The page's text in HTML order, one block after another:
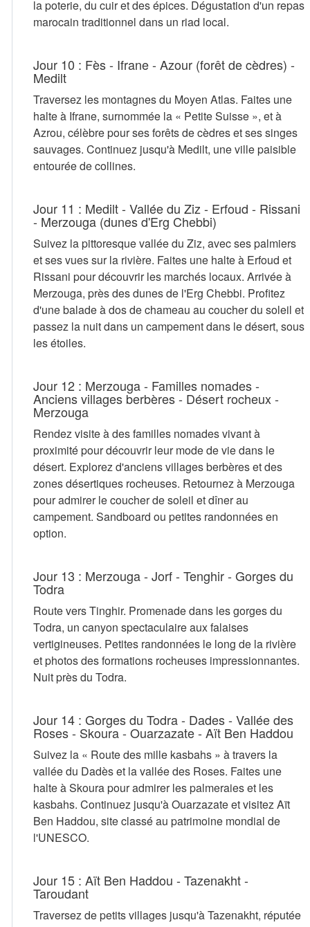
la poterie, du cuir et des épices. Dégustation d'un repas
marocain traditionnel dans un riad local.
Jour 10 : Fès - Ifrane - Azour (forêt de cèdres) -
Medilt
Traversez les montagnes du Moyen Atlas. Faites une
halte à Ifrane, surnommée la « Petite Suisse », et à
Azrou, célèbre pour ses forêts de cèdres et ses singes
sauvages. Continuez jusqu'à Medilt, une ville paisible
entourée de collines.
Jour 11 : Medilt - Vallée du Ziz - Erfoud - Rissani
- Merzouga (dunes d'Erg Chebbi)
Suivez la pittoresque vallée du Ziz, avec ses palmiers
et ses vues sur la rivière. Faites une halte à Erfoud et
Rissani pour découvrir les marchés locaux. Arrivée à
Merzouga, près des dunes de l'Erg Chebbi. Profitez
d'une balade à dos de chameau au coucher du soleil et
passez la nuit dans un campement dans le désert, sous
les étoiles.
Jour 12 : Merzouga - Familles nomades -
Anciens villages berbères - Désert rocheux -
Merzouga
Rendez visite à des familles nomades vivant à
proximité pour découvrir leur mode de vie dans le
désert. Explorez d'anciens villages berbères et des
zones désertiques rocheuses. Retournez à Merzouga
pour admirer le coucher de soleil et dîner au
campement. Sandboard ou petites randonnées en
option.
Jour 13 : Merzouga - Jorf - Tenghir - Gorges du
Todra
Route vers Tinghir. Promenade dans les gorges du
Todra, un canyon spectaculaire aux falaises
vertigineuses. Petites randonnées le long de la rivière
et photos des formations rocheuses impressionnantes.
Nuit près du Todra.
Jour 14 : Gorges du Todra - Dades - Vallée des
Roses - Skoura - Ouarzazate - Aït Ben Haddou
Suivez la « Route des mille kasbahs » à travers la
vallée du Dadès et la vallée des Roses. Faites une
halte à Skoura pour admirer les palmeraies et les
kasbahs. Continuez jusqu'à Ouarzazate et visitez Aït
Ben Haddou, site classé au patrimoine mondial de
l'UNESCO.
Jour 15 : Aït Ben Haddou - Tazenakht -
Taroudant
Traversez de petits villages jusqu'à Tazenakht, réputée